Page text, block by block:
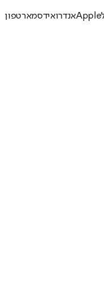
Appleאנדרואידסמארטפון